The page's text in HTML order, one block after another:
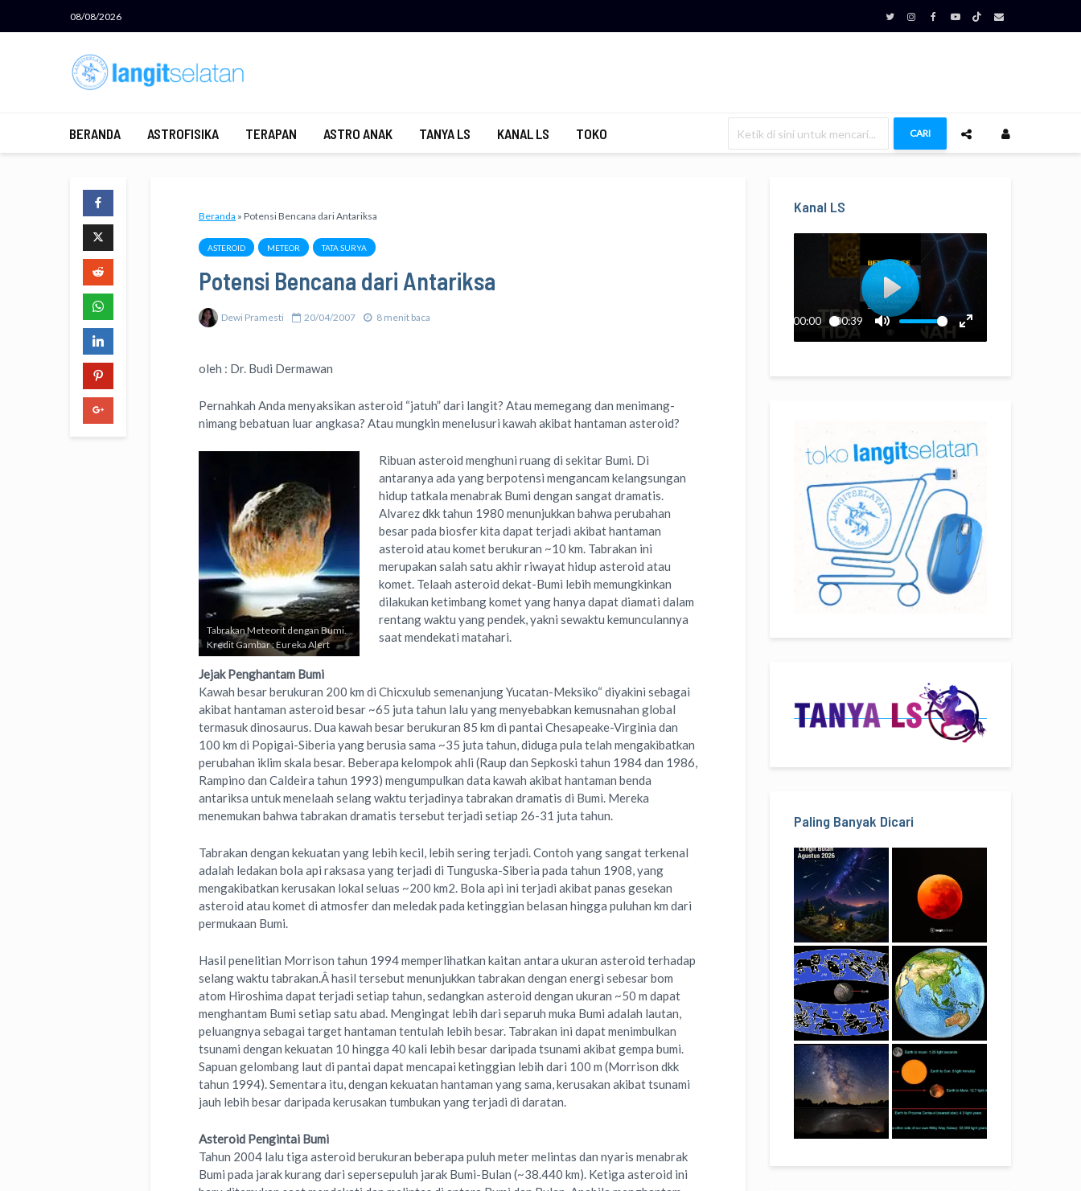
08/08/2026
BERANDA ASTROFISIKA TERAPAN ASTRO ANAK TANYA LS KANAL LS TOKO CARI
Beranda » Potensi Bencana dari Antariksa
ASTEROID METEOR TATA SURYA
Potensi Bencana dari Antariksa
Dewi Pramesti 20/04/2007 8 menit baca
oleh : Dr. Budi Dermawan
Pernahkah Anda menyaksikan asteroid “jatuh” dari langit? Atau memegang dan menimang-
nimang bebatuan luar angkasa? Atau mungkin menelusuri kawah akibat hantaman asteroid?
Tabrakan Meteorit dengan Bumi.
Kredit Gambar : Eureka Alert
Ribuan asteroid menghuni ruang di sekitar Bumi. Di
antaranya ada yang berpotensi mengancam kelangsungan
hidup tatkala menabrak Bumi dengan sangat dramatis.
Alvarez dkk tahun 1980 menunjukkan bahwa perubahan
besar pada biosfer kita dapat terjadi akibat hantaman
asteroid atau komet berukuran ~10 km. Tabrakan ini
merupakan salah satu akhir riwayat hidup asteroid atau
komet. Telaah asteroid dekat-Bumi lebih memungkinkan
dilakukan ketimbang komet yang hanya dapat diamati dalam
rentang waktu yang pendek, yakni sewaktu kemunculannya
saat mendekati matahari.
Jejak Penghantam Bumi
Kawah besar berukuran 200 km di Chicxulub semenanjung Yucatan-Meksiko“ diyakini sebagai
akibat hantaman asteroid besar ~65 juta tahun lalu yang menyebabkan kemusnahan global
termasuk dinosaurus. Dua kawah besar berukuran 85 km di pantai Chesapeake-Virginia dan
100 km di Popigai-Siberia yang berusia sama ~35 juta tahun, diduga pula telah mengakibatkan
perubahan iklim skala besar. Beberapa kelompok ahli (Raup dan Sepkoski tahun 1984 dan 1986,
Rampino dan Caldeira tahun 1993) mengumpulkan data kawah akibat hantaman benda
antariksa untuk menelaah selang waktu terjadinya tabrakan dramatis di Bumi. Mereka
menemukan bahwa tabrakan dramatis tersebut terjadi setiap 26-31 juta tahun.
Tabrakan dengan kekuatan yang lebih kecil, lebih sering terjadi. Contoh yang sangat terkenal
adalah ledakan bola api raksasa yang terjadi di Tunguska-Siberia pada tahun 1908, yang
mengakibatkan kerusakan lokal seluas ~200 km2. Bola api ini terjadi akibat panas gesekan
asteroid atau komet di atmosfer dan meledak pada ketinggian belasan hingga puluhan km dari
permukaan Bumi.
Hasil penelitian Morrison tahun 1994 memperlihatkan kaitan antara ukuran asteroid terhadap
selang waktu tabrakan.Â hasil tersebut menunjukkan tabrakan dengan energi sebesar bom
atom Hiroshima dapat terjadi setiap tahun, sedangkan asteroid dengan ukuran ~50 m dapat
menghantam Bumi setiap satu abad. Mengingat lebih dari separuh muka Bumi adalah lautan,
peluangnya sebagai target hantaman tentulah lebih besar. Tabrakan ini dapat menimbulkan
tsunami dengan kekuatan 10 hingga 40 kali lebih besar daripada tsunami akibat gempa bumi.
Sapuan gelombang laut di pantai dapat mencapai ketinggian lebih dari 100 m (Morrison dkk
tahun 1994). Sementara itu, dengan kekuatan hantaman yang sama, kerusakan akibat tsunami
jauh lebih besar daripada kerusakan tumbukan yang terjadi di daratan.
Asteroid Pengintai Bumi
Tahun 2004 lalu tiga asteroid berukuran beberapa puluh meter melintas dan nyaris menabrak
Bumi pada jarak kurang dari sepersepuluh jarak Bumi-Bulan (~38.440 km). Ketiga asteroid ini
Kanal LS
Paling Banyak Dicari